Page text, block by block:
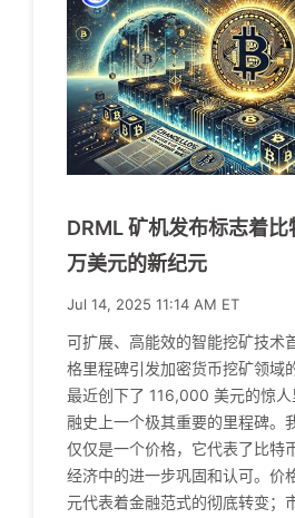
DRML 矿机发布标志着比
万美元的新纪元
Jul 14, 2025 11:14 AM ET
可扩展、高能效的智能挖矿技术
格里程碑引发加密货币挖矿领域
最近创下了 116,000 美元的惊
融史上一个极其重要的里程碑。
仅仅是一个价格，它代表了比特
经济中的进一步巩固和认可。价
元代表着金融范式的彻底转变；